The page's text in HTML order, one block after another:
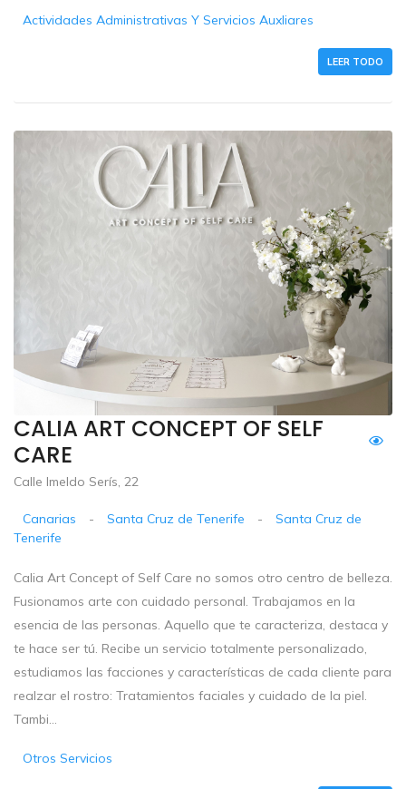
Actividades Administrativas Y Servicios Auxliares
LEER TODO
CALIA ART CONCEPT OF SELF
CARE
Calle Imeldo Serís, 22
Canarias - Santa Cruz de Tenerife -
Santa Cruz de
Tenerife
Calia Art Concept of Self Care no somos otro centro de belleza.
Fusionamos arte con cuidado personal. Trabajamos en la
esencia de las personas. Aquello que te caracteriza, destaca y
te hace ser tú. Recibe un servicio totalmente personalizado,
estudiamos las facciones y características de cada cliente para
realzar el rostro: Tratamientos faciales y cuidado de la piel.
Tambi...
Otros Servicios